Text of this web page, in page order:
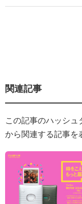
関連記事
この記事のハッシュ
から関連する記事を